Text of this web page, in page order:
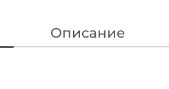
Описание